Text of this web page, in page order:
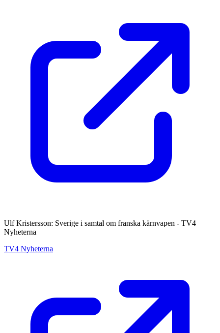
Ulf Kristersson: Sverige i samtal om franska kärnvapen - TV4
Nyheterna
TV4 Nyheterna